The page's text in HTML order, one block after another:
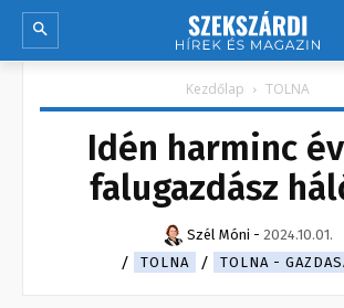
Kezdőlap TOLNA
Idén harminc
falugazdász
Szél Móni - 2024.10.01.
TOLNA
TOLNA -